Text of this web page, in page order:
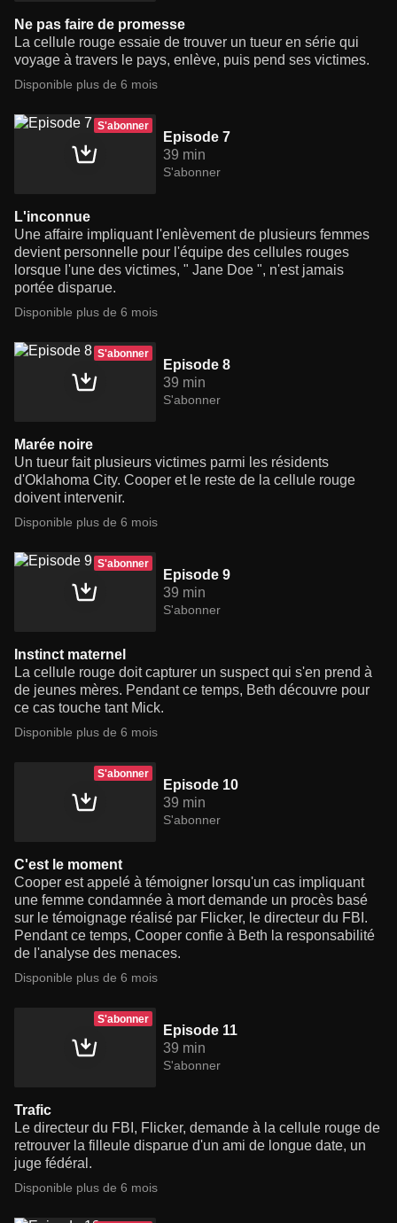
Ne pas faire de promesse
La cellule rouge essaie de trouver un tueur en série qui
voyage à travers le pays, enlève, puis pend ses victimes.
Disponible plus de 6 mois
S'abonner
Episode 7
39 min
S'abonner
L'inconnue
Une affaire impliquant l'enlèvement de plusieurs femmes
devient personnelle pour l'équipe des cellules rouges
lorsque l'une des victimes, " Jane Doe ", n'est jamais
portée disparue.
Disponible plus de 6 mois
S'abonner
Episode 8
39 min
S'abonner
Marée noire
Un tueur fait plusieurs victimes parmi les résidents
d'Oklahoma City. Cooper et le reste de la cellule rouge
doivent intervenir.
Disponible plus de 6 mois
S'abonner
Episode 9
39 min
S'abonner
Instinct maternel
La cellule rouge doit capturer un suspect qui s'en prend à
de jeunes mères. Pendant ce temps, Beth découvre pour
ce cas touche tant Mick.
Disponible plus de 6 mois
S'abonner
Episode 10
39 min
S'abonner
C'est le moment
Cooper est appelé à témoigner lorsqu'un cas impliquant
une femme condamnée à mort demande un procès basé
sur le témoignage réalisé par Flicker, le directeur du FBI.
Pendant ce temps, Cooper confie à Beth la responsabilité
de l'analyse des menaces.
Disponible plus de 6 mois
S'abonner
Episode 11
39 min
S'abonner
Trafic
Le directeur du FBI, Flicker, demande à la cellule rouge de
retrouver la filleule disparue d'un ami de longue date, un
juge fédéral.
Disponible plus de 6 mois